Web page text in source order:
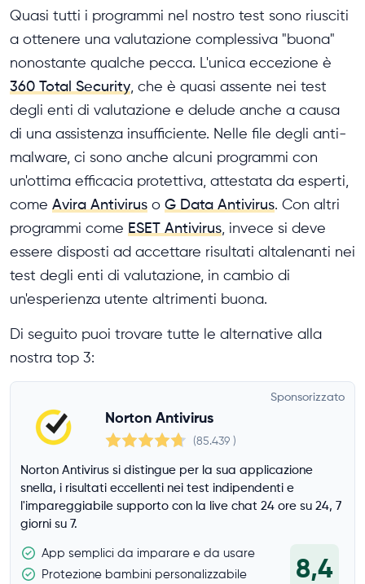
Quasi tutti i programmi nel nostro test sono riusciti
a ottenere una valutazione complessiva "buona"
nonostante qualche pecca. L'unica eccezione è
360 Total Security , che è quasi assente nei test
degli enti di valutazione e delude anche a causa
di una assistenza insufficiente. Nelle file degli anti-
malware, ci sono anche alcuni programmi con
un'ottima efficacia protettiva, attestata da esperti,
come Avira Antivirus o G Data Antivirus. Con altri
programmi come ESET Antivirus , invece si deve
essere disposti ad accettare risultati altalenanti nei
test degli enti di valutazione, in cambio di
un'esperienza utente altrimenti buona.
Di seguito puoi trovare tutte le alternative alla
nostra top 3:
Sponsorizzato
Norton Antivirus
(85.439 )
Norton Antivirus si distingue per la sua applicazione
snella, i risultati eccellenti nei test indipendenti e
l'impareggiabile supporto con la live chat 24 ore su 24, 7
giorni su 7.
App semplici da imparare e da usare
Protezione bambini personalizzabile
8,4